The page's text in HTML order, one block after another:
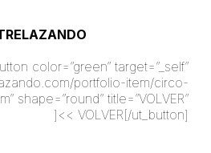
color=”green” target=”_self”
portfolio-item/circo-
shape=”round” title=”VOLVER”
]<< VOLVER[/ut_button]